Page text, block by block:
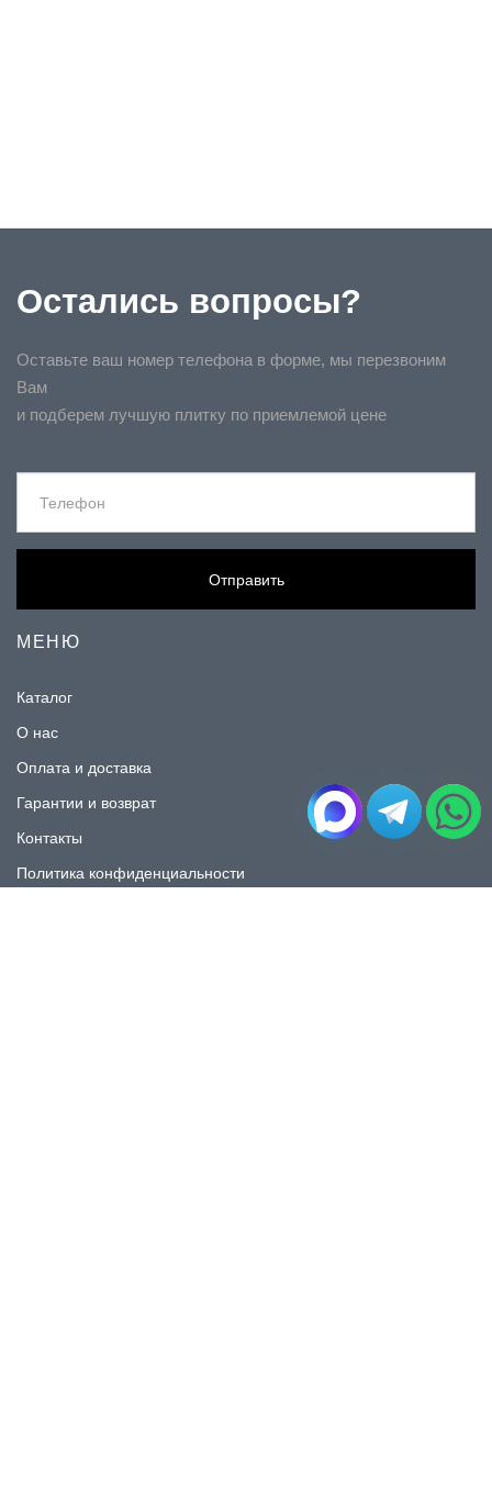
Остались вопросы?
Оставьте ваш номер телефона в форме, мы перезвоним
Вам
и подберем лучшую плитку по приемлемой цене
Отправить
МЕНЮ
Каталог
О нас
Оплата и доставка
Гарантии и возврат
Контакты
Политика конфиденциальности